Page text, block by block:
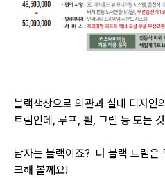
블랙색상으로 외관과 실내 디자인
트림인데, 루프, 휠, 그릴 등 모든
남자는 블랙이죠? 더 블랙 트림은
크해 볼께요!